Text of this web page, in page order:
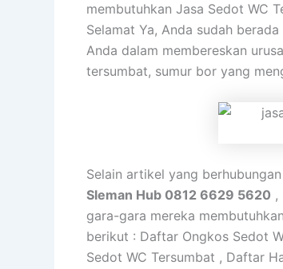
membutuhkan Jasa Sedot WC
Selamat Ya, Anda sudah
Anda dalam membereskan
tersumbat, sumur bor yang
Selain artikel yang
Sleman Hub 0812 6629 5620 ,
gara-gara mereka
berikut : Daftar Ongkos Sedot
Sedot WC Tersumbat , Daftar